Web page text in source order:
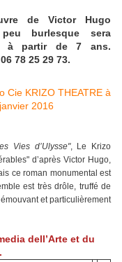
de Victor Hugo
burlesque sera
à partir de 7 ans.
78 25 29 73.
Vies d’Ulysse", Le Krizo
d’après Victor Hugo,
ce roman monumental est
est très drôle, truffé de
et particulièrement
dell’Arte et du